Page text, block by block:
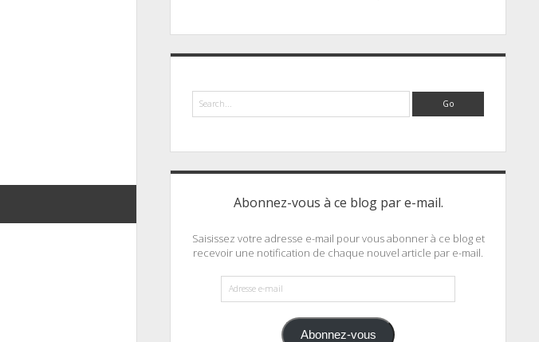
Search
Abonnez-vous à ce blog par e-mail.
Saisissez votre adresse e-mail pour vous abonner à ce blog et
recevoir une notification de chaque nouvel article par e-mail.
Adresse
e-
Abonnez-vous